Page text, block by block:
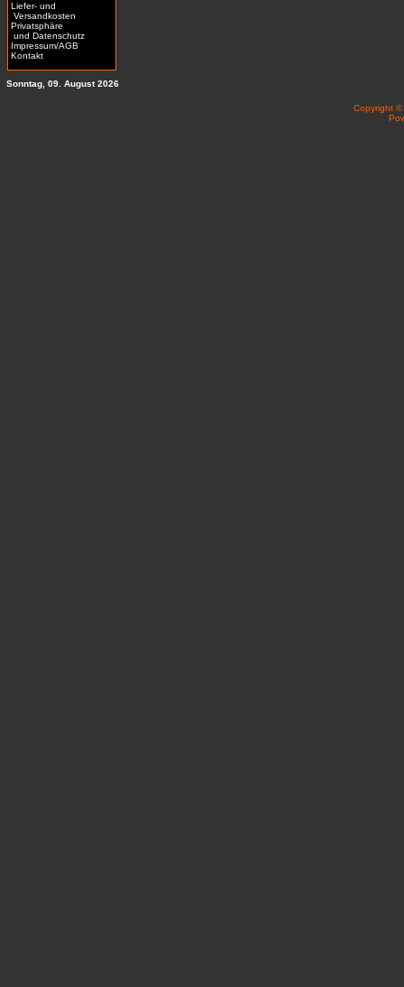
Liefer- und
Versandkosten
Privatsphäre
und Datenschutz
Impressum/AGB
Kontakt
Sonntag, 09. August 2026
Copyright